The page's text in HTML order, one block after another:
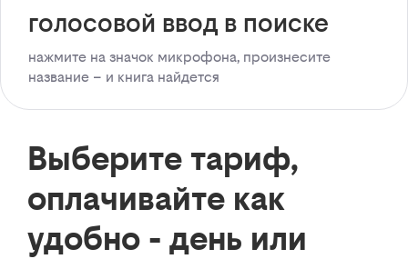
голосовой ввод в поиске
нажмите на значок микрофона, произнесите
название – и книга найдется
Выберите тариф,
оплачивайте как
удобно - день или